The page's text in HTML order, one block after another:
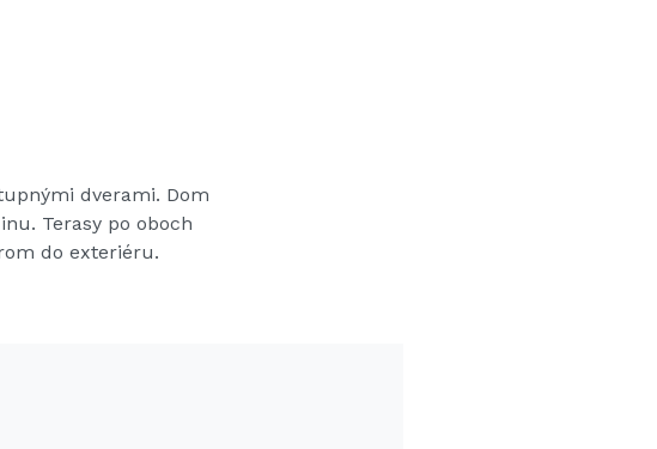
dverami. Dom
Terasy po oboch
do exteriéru.